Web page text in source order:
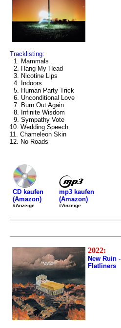
Tracklisting:
1. Mammals
2. Hang My Head
3. Nicotine Lips
4. Indoors
5. Human Party Trick
6. Unconditional Love
7. Burn Out Again
8. Infinite Wisdom
9. Sympathy Vote
10. Wedding Speech
11. Chameleon Skin
12. No Roads
CD kaufen
(Amazon)
#Anzeige
mp3 kaufen
(Amazon)
#Anzeige
2022:
New Ruin -
Flatliners